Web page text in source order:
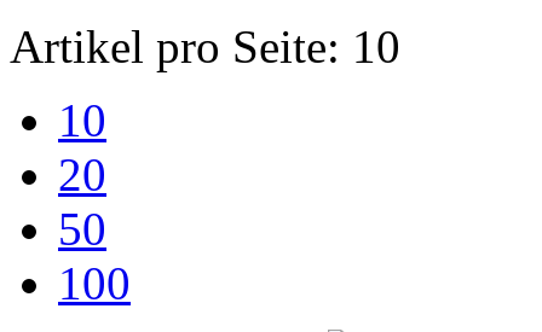
Artikel pro Seite: 10
10
20
50
100